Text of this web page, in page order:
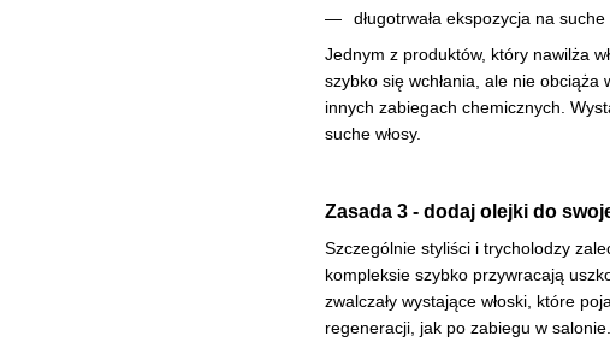
długotrwała ekspozycja na suche
Jednym z produktów, który nawilża
szybko się wchłania, ale nie obciąża
innych zabiegach chemicznych.
suche włosy.
Zasada 3 - dodaj olejki do
Szczególnie styliści i trycholodzy
kompleksie szybko przywracają
zwalczały wystające włoski, które
regeneracji, jak po zabiegu w